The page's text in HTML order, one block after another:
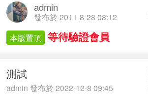
admin
發布於 2011-8-28 08:12
本版置頂 等待驗證會員
測試
admin 發布於 2022-12-8 09:45